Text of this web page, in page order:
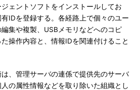
ェントソフトをインストールしてお
IDを登録する。各経路上で個々のユー
集や複製、USBメモリなどへのコピ
操作内容と、情報IDを関連付けること
、管理サーバの連係で提供先のサーバ
の属性情報などを取り除いた組織とし